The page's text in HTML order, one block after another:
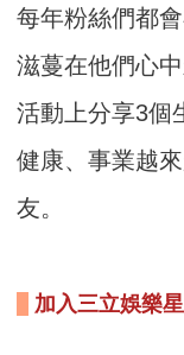
每年粉絲們都
滋蔓在他們心
活動上分享3個
健康、事業越
友。
加入三立娛樂